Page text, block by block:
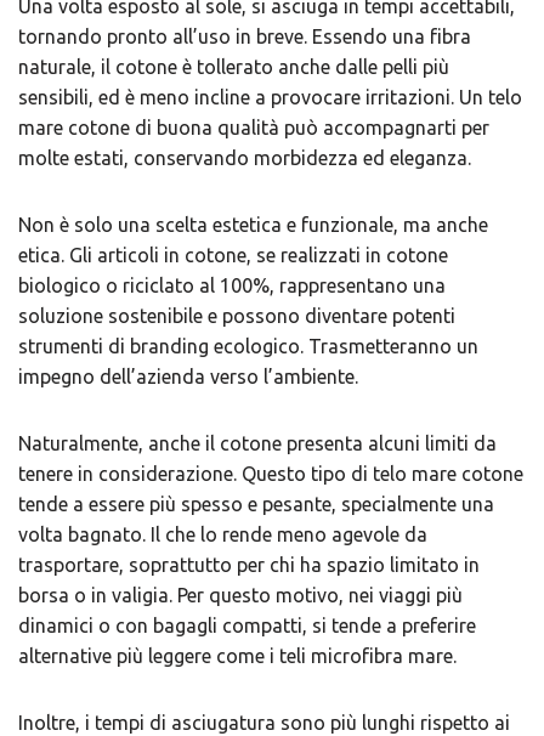
Una volta esposto al sole, si asciuga in tempi accettabili,
tornando pronto all’uso in breve. Essendo una fibra
naturale, il cotone è tollerato anche dalle pelli più
sensibili, ed è meno incline a provocare irritazioni. Un telo
mare cotone di buona qualità può accompagnarti per
molte estati, conservando morbidezza ed eleganza.
Non è solo una scelta estetica e funzionale, ma anche
etica. Gli articoli in cotone, se realizzati in cotone
biologico o riciclato al 100%, rappresentano una
soluzione sostenibile e possono diventare potenti
strumenti di branding ecologico. Trasmetteranno un
impegno dell’azienda verso l’ambiente.
Naturalmente, anche il cotone presenta alcuni limiti da
tenere in considerazione. Questo tipo di telo mare cotone
tende a essere più spesso e pesante, specialmente una
volta bagnato. Il che lo rende meno agevole da
trasportare, soprattutto per chi ha spazio limitato in
borsa o in valigia. Per questo motivo, nei viaggi più
dinamici o con bagagli compatti, si tende a preferire
alternative più leggere come i ​teli microfibra mare.
Inoltre, i tempi di asciugatura sono più lunghi rispetto ai ​